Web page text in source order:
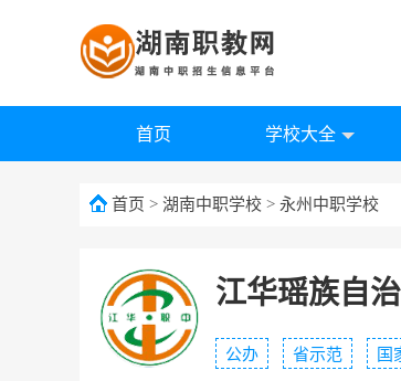
首页 学校大全
首页 > 湖南中职学校 > 永州中职学校
江华瑶族自
公办 省示范 国